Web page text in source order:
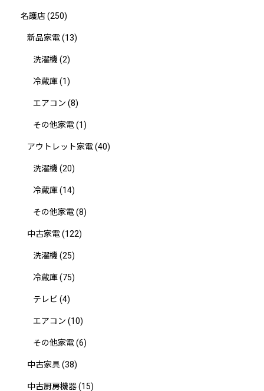
名護店(250)
新品家電(13)
洗濯機 (2)
冷蔵庫(1)
エアコン (8)
その他家電(1)
アウトレット家電(40)
洗濯機 (20)
冷蔵庫(14)
その他家電(8)
中古家電(122)
洗濯機 (25)
冷蔵庫(75)
テレビ (4)
エアコン (10)
その他家電(6)
中古家具(38)
中古厨房機器(15)